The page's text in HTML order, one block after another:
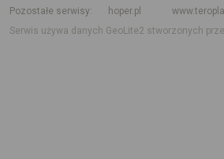
Pozostałe serwisy
hoper.pl
Serwis używa danych GeoLite2 stworzonych